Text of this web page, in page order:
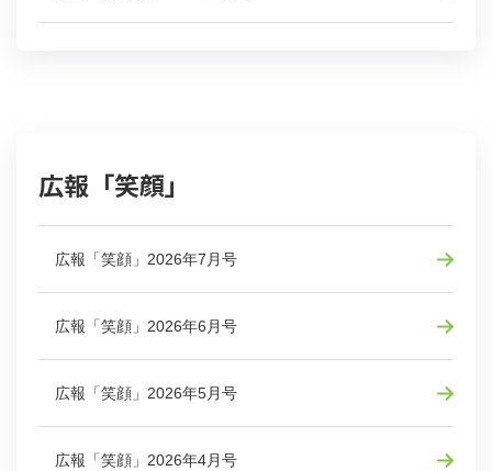
広報「笑顔」
広報「笑顔」2026年7月号
広報「笑顔」2026年6月号
広報「笑顔」2026年5月号
広報「笑顔」2026年4月号